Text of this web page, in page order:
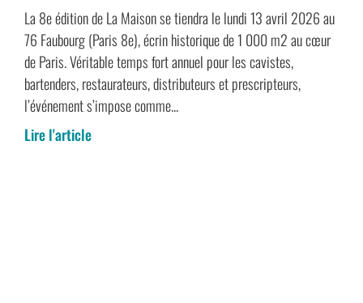
La 8e édition de La Maison se tiendra le lundi 13 avril 2026 au
76 Faubourg (Paris 8e), écrin historique de 1 000 m2 au cœur
de Paris. Véritable temps fort annuel pour les cavistes,
bartenders, restaurateurs, distributeurs et prescripteurs,
l’événement s’impose comme...
Lire l'article